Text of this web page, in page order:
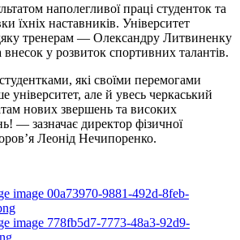
наполегливої праці студенток та
їхніх наставників. Університет
тренерам — Олександру Литвиненку
у розвиток спортивних талантів.
які своїми перемогами
університет, але й увесь черкаський
нових звершень та високих
— зазначає директор фізичної
Леонід Нечипоренко.